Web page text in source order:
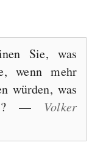
Sie, was
wenn mehr
würden, was
— Volker